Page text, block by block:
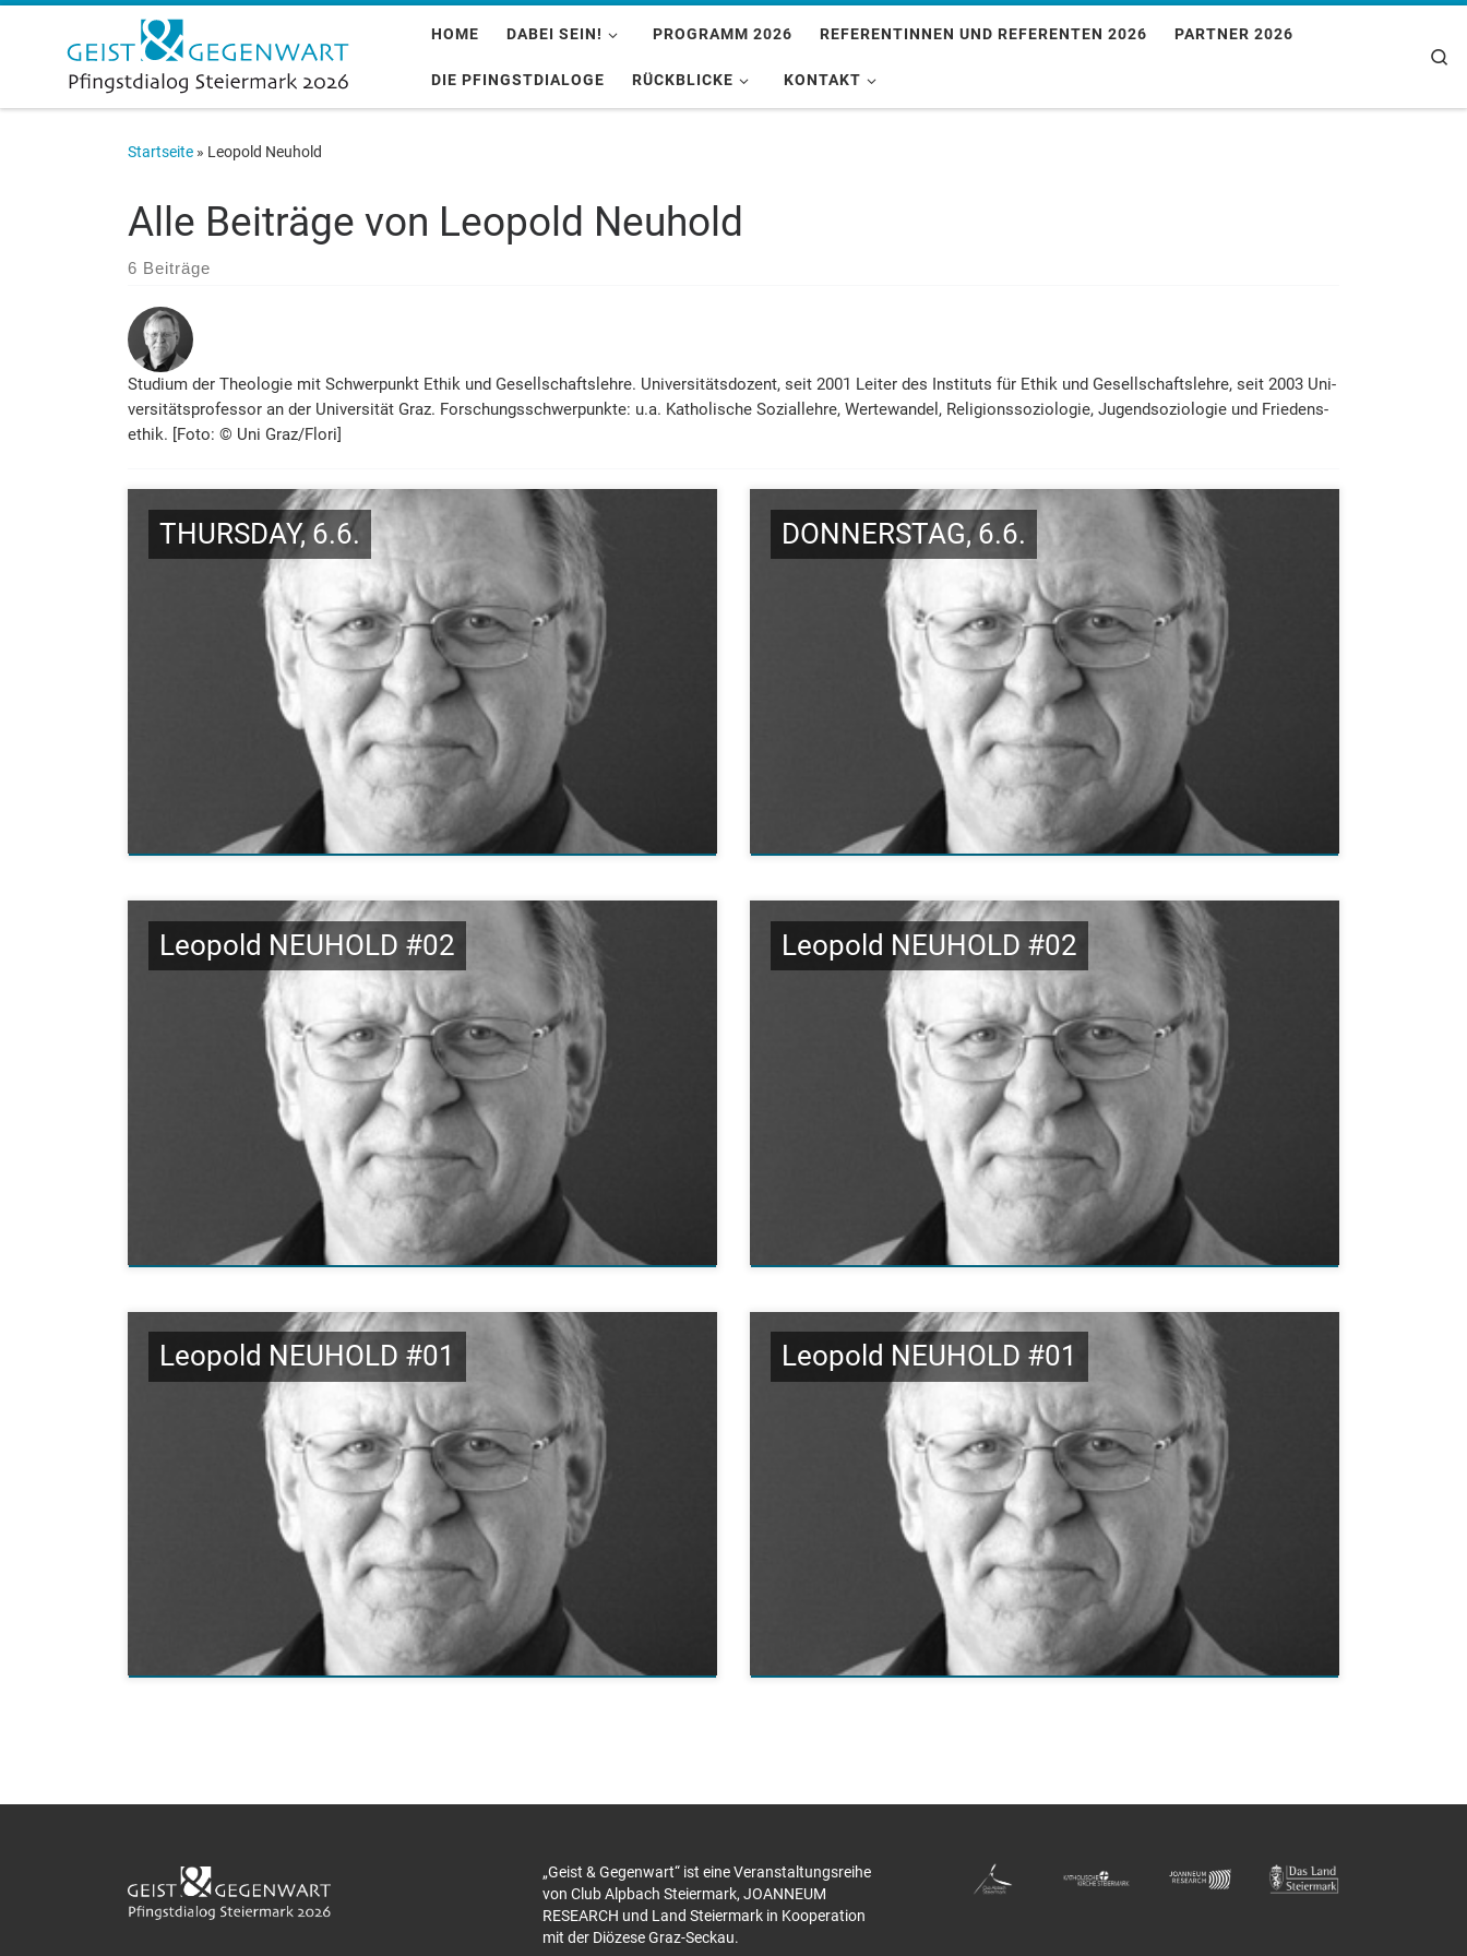
Zum Inhalt springen HOME DABEI SEIN! PROGRAMM 2026 REFERENTINNEN UND REFERENTEN 2026 PARTNER 2026
DIE PFINGSTDIALOGE RÜCKBLICKE KONTAKT
Startseite » Leopold Neuhold
Alle Beiträge von Leopold Neuhold
6 Beiträge
Studium der Theologie mit Schwerpunkt Ethik und Gesell­schafts­lehre. Universitätsdozent, seit 2001 Leiter des Insti­tuts für Ethik und Gesell­schaftslehre, seit 2003 Uni­
ver­sitäts­pro­fessor an der Uni­versität Graz. For­schungs­schwer­punkte: u.a. Katholische Soziallehre, Werte­wan­del, Reli­gions­soziologie, Jugends­oziologie und Frie­dens­­
ethik. [Foto: © Uni Graz/Flori]
THURSDAY, 6.6. DONNERSTAG, 6.6.
Leopold NEUHOLD #02 Leopold NEUHOLD #02
Leopold NEUHOLD #01 Leopold NEUHOLD #01
„Geist & Gegenwart“ ist eine Veranstaltungsreihe
von Club Alpbach Steiermark, JOANNEUM
RESEARCH und Land Steiermark in Kooperation
mit der Diözese Graz-Seckau.